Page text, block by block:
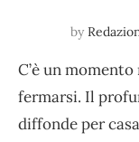
by
C’è un
fermarsi. Il
diffonde per